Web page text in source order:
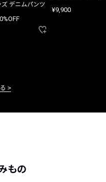
デニムパンツ
¥9,900
もの